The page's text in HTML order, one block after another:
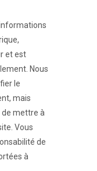
et est
Nous
le
mais
de mettre à
Vous
de
à